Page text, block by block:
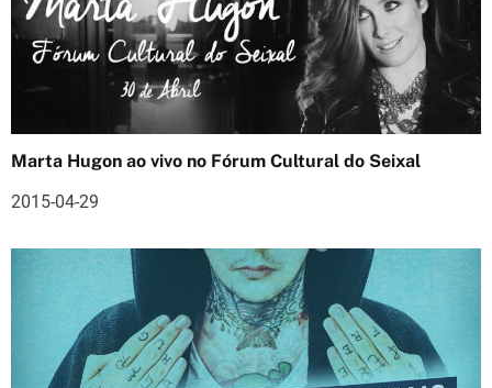
i
s
Marta Hugon ao vivo no Fórum Cultural do Seixal
2015-04-29